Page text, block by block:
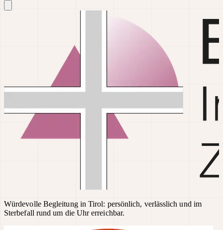
Würdevolle Begleitung in Tirol: persönlich, verlässlich und im
Sterbefall rund um die Uhr erreichbar.